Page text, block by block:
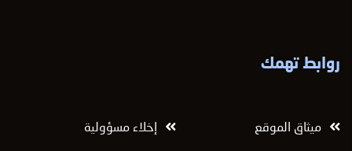
روابط تهمك
ميثاق الموقع إخلاء مسؤولية